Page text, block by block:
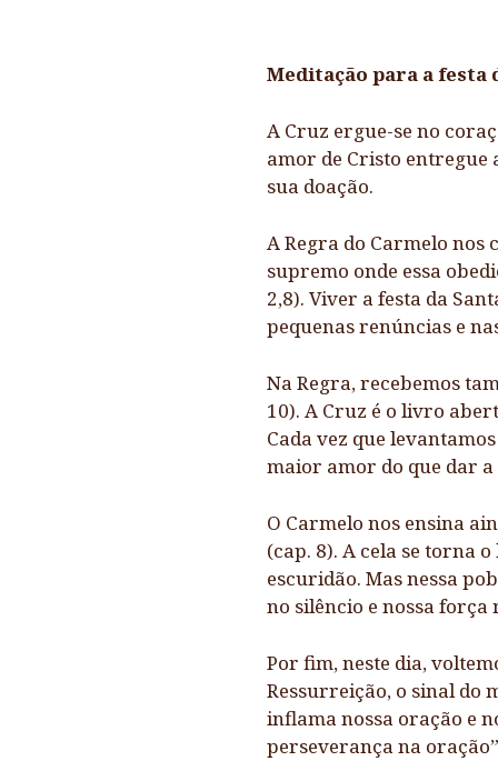
Meditação para a festa
A Cruz ergue-se no
amor de Cristo entregue
sua doação.
A Regra do Carmelo nos
supremo onde essa
2,8). Viver a festa da
pequenas renúncias e
Na Regra, recebemos
10). A Cruz é o livro
Cada vez que
maior amor do que dar a
O Carmelo nos ensina
(cap. 8). A cela se torna
escuridão. Mas nessa
no silêncio e nossa força
Por fim, neste dia,
Ressurreição, o sinal do
inflama nossa oração e
perseverança na